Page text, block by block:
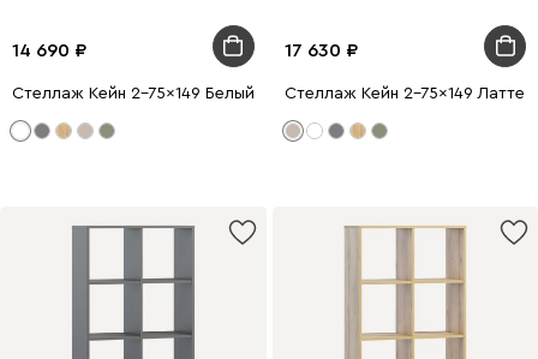
14 690
Стеллаж Кейн 2-75x149 Белый
17 630
Стеллаж Кейн 2-75x149 Латте